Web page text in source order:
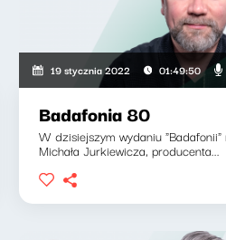
19 stycznia 2022 01:49:50
Badafonia 80
W dzisiejszym wydaniu
Michała Jurkiewicza, producenta...